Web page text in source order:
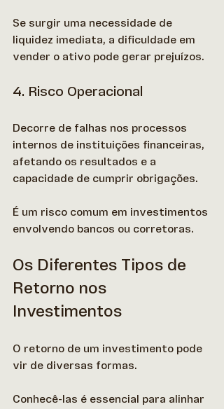
Se surgir uma necessidade de
liquidez imediata, a dificuldade em
vender o ativo pode gerar prejuízos.
4. Risco Operacional
Decorre de falhas nos processos
internos de instituições financeiras,
afetando os resultados e a
capacidade de cumprir obrigações.
É um risco comum em investimentos
envolvendo bancos ou corretoras.
Os Diferentes Tipos de
Retorno nos
Investimentos
O retorno de um investimento pode
vir de diversas formas.
Conhecê-las é essencial para alinhar